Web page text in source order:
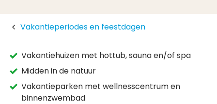
Vakantieperiodes en feestdagen
Vakantiehuizen met hottub, sauna en/of spa
Midden in de natuur
Vakantieparken met wellnesscentrum en
binnenzwembad